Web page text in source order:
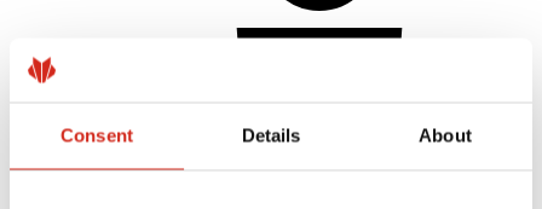
Consent Details About